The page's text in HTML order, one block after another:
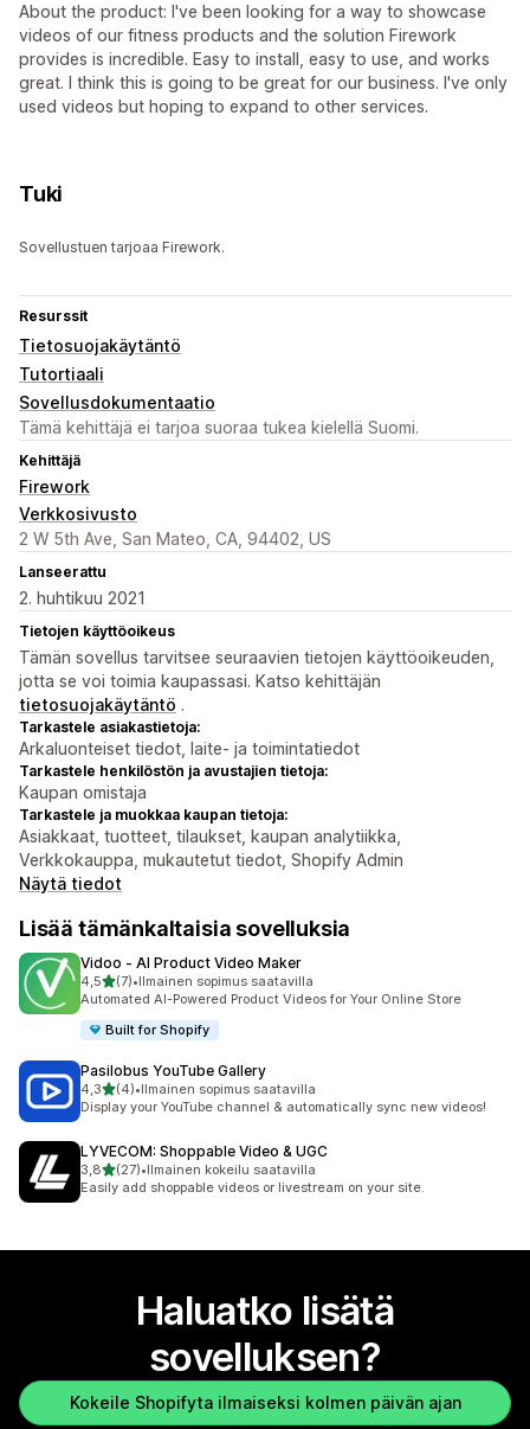
About the product: I've been looking for a way to showcase
videos of our fitness products and the solution Firework
provides is incredible. Easy to install, easy to use, and works
great. I think this is going to be great for our business. I've only
used videos but hoping to expand to other services.
Tuki
Sovellustuen tarjoaa Firework.
Resurssit
Tietosuojakäytäntö
Tutortiaali
Sovellusdokumentaatio
Tämä kehittäjä ei tarjoa suoraa tukea kielellä Suomi.
Kehittäjä
Firework
Verkkosivusto
2 W 5th Ave, San Mateo, CA, 94402, US
Lanseerattu
2. huhtikuu 2021
Tietojen käyttöoikeus
Tämän sovellus tarvitsee seuraavien tietojen käyttöoikeuden,
jotta se voi toimia kaupassasi. Katso kehittäjän
tietosuojakäytäntö .
Tarkastele asiakastietoja:
Arkaluonteiset tiedot, laite- ja toimintatiedot
Tarkastele henkilöstön ja avustajien tietoja:
Kaupan omistaja
Tarkastele ja muokkaa kaupan tietoja:
Asiakkaat, tuotteet, tilaukset, kaupan analytiikka,
Verkkokauppa, mukautetut tiedot, Shopify Admin
Näytä tiedot
Lisää tämänkaltaisia sovelluksia
Vidoo ‑ AI Product Video Maker
4,5/ 5 tähteä
(7)
7 arvostelua yhteensä
•Ilmainen sopimus saatavilla
Automated AI-Powered Product Videos for Your Online Store
Built for Shopify
Pasilobus YouTube Gallery
4,3/ 5 tähteä
(4)
4 arvostelua yhteensä
•Ilmainen sopimus saatavilla
Display your YouTube channel & automatically sync new videos!
LYVECOM: Shoppable Video & UGC
3,8/ 5 tähteä
(27)
27 arvostelua yhteensä
•Ilmainen kokeilu saatavilla
Easily add shoppable videos or livestream on your site.
Haluatko lisätä
sovelluksen?
Kokeile Shopifyta ilmaiseksi kolmen päivän ajan